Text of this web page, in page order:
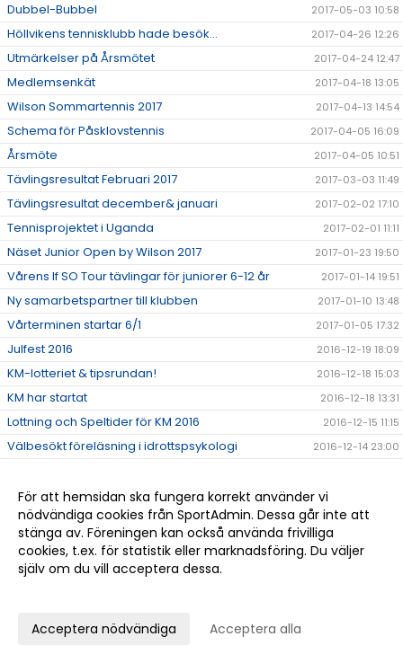
Dubbel-Bubbel 2017-05-03 10:58
Höllvikens tennisklubb hade besök... 2017-04-26 12:26
Utmärkelser på Årsmötet 2017-04-24 12:47
Medlemsenkät 2017-04-18 13:05
Wilson Sommartennis 2017 2017-04-13 14:54
Schema för Påsklovstennis 2017-04-05 16:09
Årsmöte 2017-04-05 10:51
Tävlingsresultat Februari 2017 2017-03-03 11:49
Tävlingsresultat december& januari 2017-02-02 17:10
Tennisprojektet i Uganda 2017-02-01 11:11
Näset Junior Open by Wilson 2017 2017-01-23 19:50
Vårens If SO Tour tävlingar för juniorer 6-12 år 2017-01-14 19:51
Ny samarbetspartner till klubben 2017-01-10 13:48
Vårterminen startar 6/1 2017-01-05 17:32
Julfest 2016 2016-12-19 18:09
KM-lotteriet & tipsrundan! 2016-12-18 15:03
KM har startat 2016-12-18 13:31
Lottning och Speltider för KM 2016 2016-12-15 11:15
Välbesökt föreläsning i idrottspsykologi 2016-12-14 23:00
Tävlingsresultat november 2016-12-03 21:33
Vinst till Höllviken i Juniorligan 2016-11-20 21:46
Höllvikens Herrar tillbaka i Division 1! 2016-11-14 12:35
Hjälp Claes Göransson med ett fantastiskt
tennisprojekt i Uganda!
Grattis Nils till lagvinsten i Pirres Pokal i Stockholm!
För att hemsidan ska fungera korrekt använder vi
nödvändiga cookies från SportAdmin. Dessa går inte att
stänga av. Föreningen kan också använda frivilliga
cookies, t.ex. för statistik eller marknadsföring. Du väljer
själv om du vill acceptera dessa.
Acceptera nödvändiga Acceptera alla